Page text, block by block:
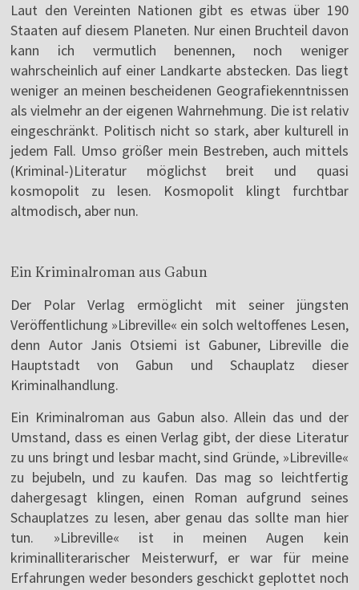
Laut den Vereinten Nationen gibt es etwas über 190
Staaten auf diesem Planeten. Nur einen Bruchteil davon
kann ich vermutlich benennen, noch weniger
wahrscheinlich auf einer Landkarte abstecken. Das liegt
weniger an meinen bescheidenen Geografiekenntnissen
als vielmehr an der eigenen Wahrnehmung. Die ist relativ
eingeschränkt. Politisch nicht so stark, aber kulturell in
jedem Fall. Umso größer mein Bestreben, auch mittels
(Kriminal-)Literatur möglichst breit und quasi
kosmopolit zu lesen. Kosmopolit klingt furchtbar
altmodisch, aber nun.
Ein Kriminalroman aus Gabun
Der Polar Verlag ermöglicht mit seiner jüngsten
Veröffentlichung »Libreville« ein solch weltoffenes Lesen,
denn Autor Janis Otsiemi ist Gabuner, Libreville die
Hauptstadt von Gabun und Schauplatz dieser
Kriminalhandlung.
Ein Kriminalroman aus Gabun also. Allein das und der
Umstand, dass es einen Verlag gibt, der diese Literatur
zu uns bringt und lesbar macht, sind Gründe, »Libreville«
zu bejubeln, und zu kaufen. Das mag so leichtfertig
dahergesagt klingen, einen Roman aufgrund seines
Schauplatzes zu lesen, aber genau das sollte man hier
tun. »Libreville« ist in meinen Augen kein
kriminalliterarischer Meisterwurf, er war für meine
Erfahrungen weder besonders geschickt geplottet noch